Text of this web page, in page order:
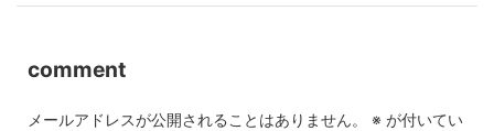
comment
メールアドレスが公開されることはありません。 ※ が付いてい